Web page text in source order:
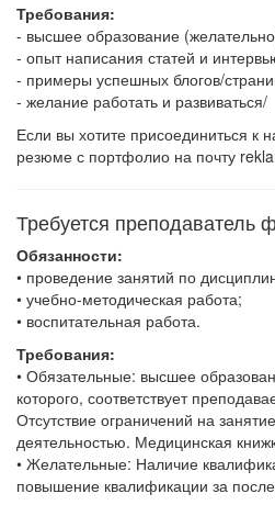
Требования:
- высшее образование
- опыт написания статей и
- примеры успешных блогов/
- желание работать и развиваться/
Если вы хотите присоединиться
резюме с портфолио на почту
Требуется преподаватель
Обязанности:
• проведение занятий по
• учебно-методическая работа;
• воспитательная работа.
Требования:
• Обязательные: высшее
которого, соответствует
Отсутствие ограничений на
деятельностью. Медицинская
• Желательные: Наличие
повышение квалификации за